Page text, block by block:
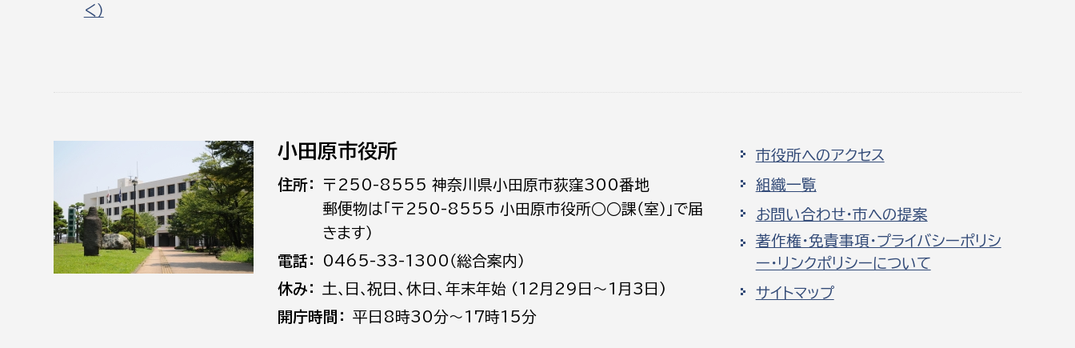
く）
小田原市役所
住所
〒250-8555 神奈川県小田原市荻窪300番地
郵便物は「〒250-8555 小田原市役所○○課（室）」で届
きます）
電話
0465-33-1300（総合案内）
休み
土､日､祝日、休日、年末年始 (12月29日～1月3日)
開庁時間
平日8時30分～17時15分
市役所へのアクセス
組織一覧
お問い合わせ・市への提案
著作権・免責事項・プライバシーポリシ
ー・リンクポリシーについて
サイトマップ